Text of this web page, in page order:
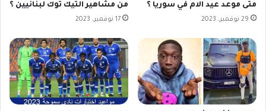
متى موعد عيد الام في سوريا ؟
29 نوفمبر، 2023
من مشاهير التيك توك لبنانيين ؟
17 نوفمبر، 2023